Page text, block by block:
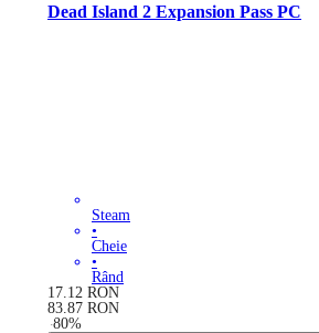
Dead Island 2 Expansion Pass PC
Steam
•
Cheie
•
Rând
17.12 RON
83.87 RON
-80%